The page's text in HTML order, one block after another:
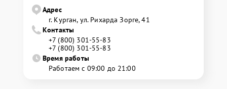
Адрес
г. Курган, ул. Рихарда Зорге, 41
Контакты
+7 (800) 301-55-83
+7 (800) 301-55-83
Время работы
Работаем с 09:00 до 21:00